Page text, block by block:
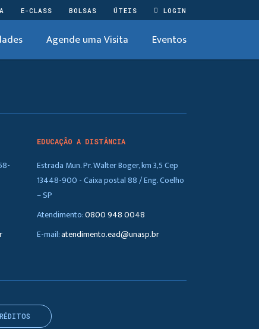
E-CLASS BOLSAS ÚTEIS LOGIN
Agende uma Visita Eventos
EDUCAÇÃO A DISTÂNCIA
Estrada Mun. Pr. Walter Boger, km 3,5 Cep
13448-900 - Caixa postal 88 / Eng. Coelho
– SP
Atendimento:0800 948 0048
E-mail:atendimento.ead@unasp.br